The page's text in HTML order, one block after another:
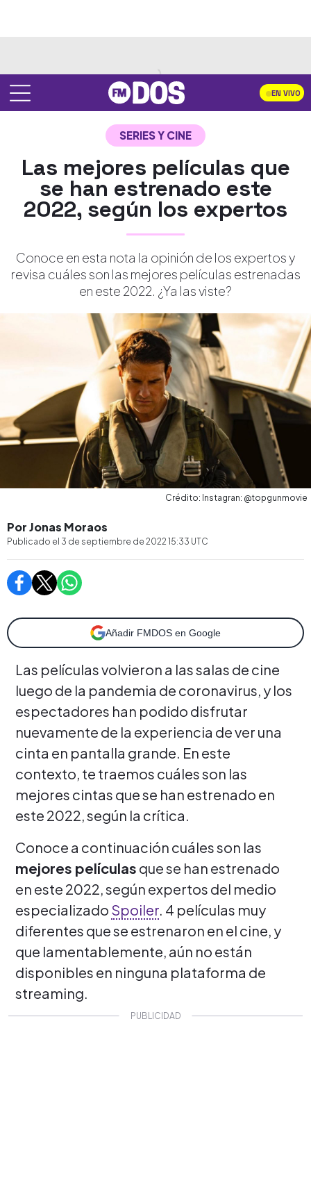
EN VIVO
SERIES Y CINE
Las mejores películas que
se han estrenado este
2022, según los expertos
Conoce en esta nota la opinión de los expertos y
revisa cuáles son las mejores películas estrenadas
en este 2022. ¿Ya las viste?
Crédito: Instagran: @topgunmovie
Por Jonas Moraos
Publicado el 3 de septiembre de 2022 15:33 UTC
Añadir FMDOS en Google
Las películas volvieron a las salas de cine
luego de la pandemia de coronavirus, y los
espectadores han podido disfrutar
nuevamente de la experiencia de ver una
cinta en pantalla grande. En este
contexto, te traemos cuáles son las
mejores cintas que se han estrenado en
este 2022, según la crítica.
Conoce a continuación cuáles son las
mejores películas que se han estrenado
en este 2022, según expertos del medio
especializado Spoiler. 4 películas muy
diferentes que se estrenaron en el cine, y
que lamentablemente, aún no están
disponibles en ninguna plataforma de
streaming.